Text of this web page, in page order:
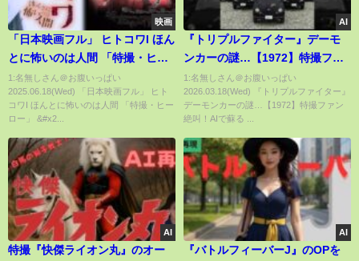
映画
「日本映画フル」 ヒトコワI ほん
とに怖いのは人間 「特撮・ヒー
ロー」 ✔️📀📽️サスペンスドラマ
最新2025 FULL HD
1:名無しさん＠お腹いっぱい
2025.06.18(Wed) 「日本映画フル」 ヒト
コワI ほんとに怖いのは人間 「特撮・ヒー
ロー」 &#x2...
AI
『トリプルファイター』デーモ
ンカーの謎…【1972】特撮ファ
ン絶叫！AIで蘇る #トリプルファ
イター #特撮 #円谷プロ #デーモ
ンカー #スバル360
1:名無しさん＠お腹いっぱい
2026.03.18(Wed) 『トリプルファイター』
デーモンカーの謎…【1972】特撮ファン
絶叫！AIで蘇る ...
AI
特撮『快傑ライオン丸』のオー
AI
『バトルフィーバーJ』のOPを